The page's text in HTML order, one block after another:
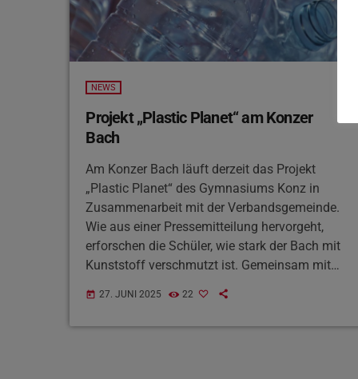
NEWS
Projekt „Plastic Planet“ am Konzer
Bach
Am Konzer Bach läuft derzeit das Projekt
„Plastic Planet“ des Gymnasiums Konz in
Zusammenarbeit mit der Verbandsgemeinde.
Wie aus einer Pressemitteilung hervorgeht,
erforschen die Schüler, wie stark der Bach mit
Kunststoff verschmutzt ist. Gemeinsam mit
Mikroplastik und fischten größeren Müll
heraus. Der Beigeordnete Guido Wacht lobte
today 27. JUNI 2025 22